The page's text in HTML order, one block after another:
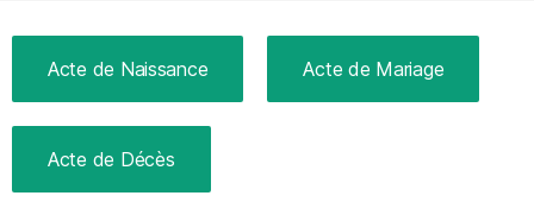
Acte de Naissance Acte de Mariage
Acte de Décès